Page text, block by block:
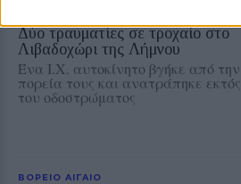
Δύο τραυματίες σε τροχαίο στο
Λιβαδοχώρι της Λήμνου
Ένα Ι.Χ. αυτοκίνητο βγήκε από την
πορεία τους και ανατράπηκε εκτός
του οδοστρώματος
ΒΟΡΕΙΟ ΑΙΓΑΙΟ